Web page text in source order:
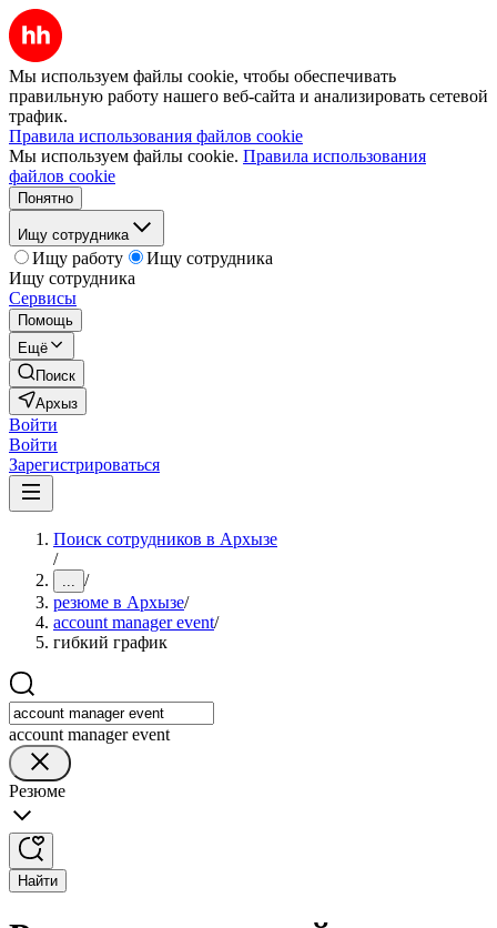
Мы используем файлы cookie, чтобы обеспечивать
правильную работу нашего веб-сайта и анализировать сетевой
трафик.
Правила использования файлов cookie
Мы используем файлы cookie. Правила использования
файлов cookie
Понятно
Ищу сотрудника
Ищу работу
Ищу сотрудника
Ищу сотрудника
Сервисы
Помощь
Ещё
Поиск
Архыз
Войти
Войти
Зарегистрироваться
Поиск сотрудников в Архызе
/
... /
резюме в Архызе/
account manager event/
гибкий график
account manager event
Резюме
Найти